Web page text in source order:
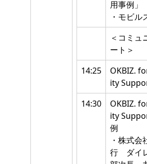
用事例」
・モビル
＜コミュ
ート＞
14:25
OKBIZ.
ity
14:30
OKBIZ.
ity
例
・株式会
行 ダイ